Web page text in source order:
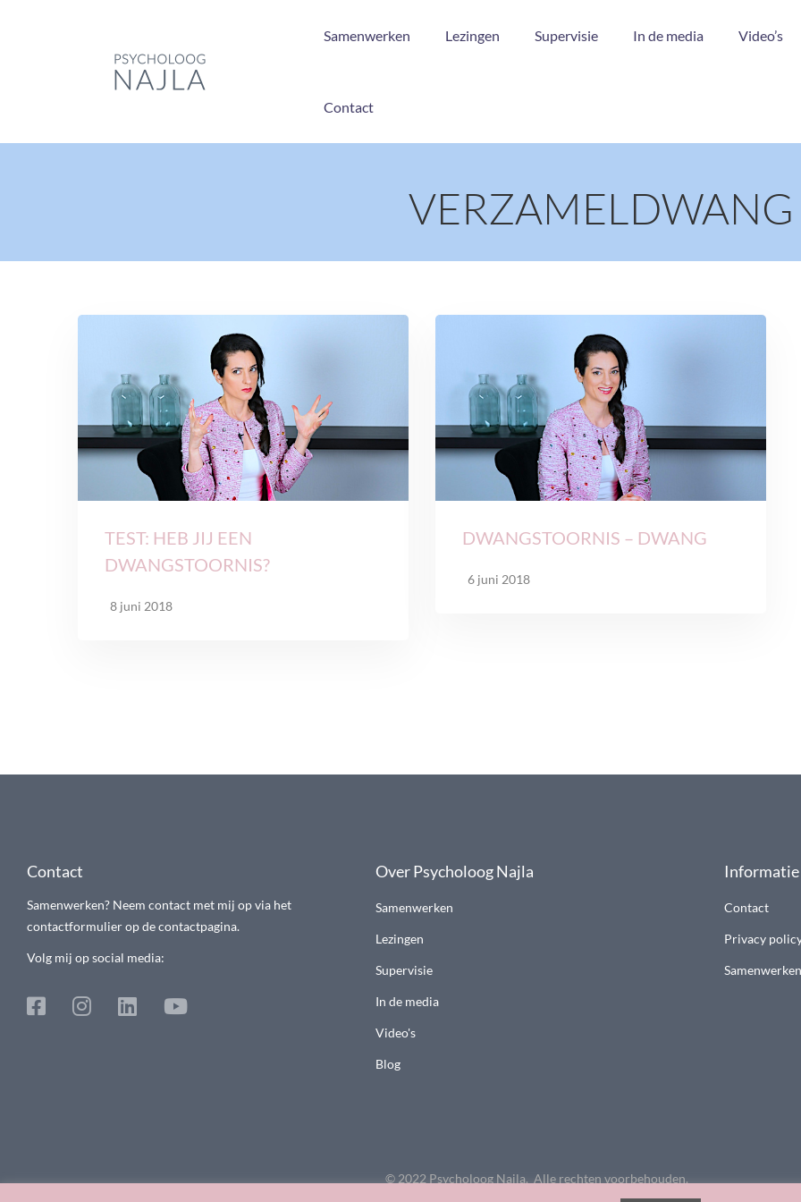
Samenwerken Lezingen Supervisie In de media Video’s
Contact
VERZAMELDWANG
TEST: HEB JIJ EEN
DWANGSTOORNIS?
8 juni 2018
DWANGSTOORNIS – DWANG
6 juni 2018
Contact
Samenwerken? Neem contact met mij op via het
contactformulier op de contactpagina.
Volg mij op social media:
Over Psycholoog Najla
Samenwerken
Lezingen
Supervisie
In de media
Video's
Blog
Informatie
Contact
Privacy
Samenwerken
© 2022 Psycholoog Najla. Alle rechten voorbehouden.